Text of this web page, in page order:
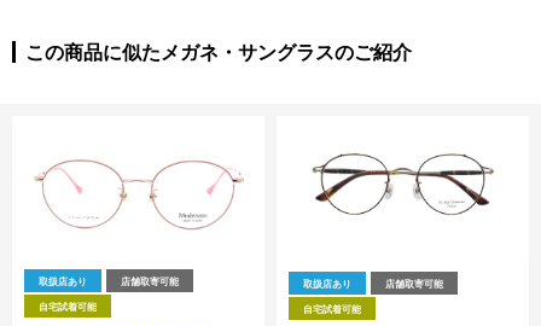
この商品に似たメガネ・サングラスのご紹介
取扱店あり 店舗取寄可能
自宅試着可能
取扱店あり 店舗取寄可能
自宅試着可能